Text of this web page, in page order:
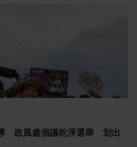
政風處倡議乾淨選舉 划出